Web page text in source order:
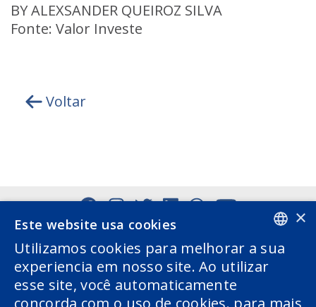
BY ALEXSANDER QUEIROZ SILVA
Fonte: Valor Investe
Voltar
PORTUGUESE
ENGLISH
×
Este website usa cookies
Utilizamos cookies para melhorar a sua
experiencia em nosso site. Ao utilizar
esse site, você automaticamente
concorda com o uso de cookies. para mais